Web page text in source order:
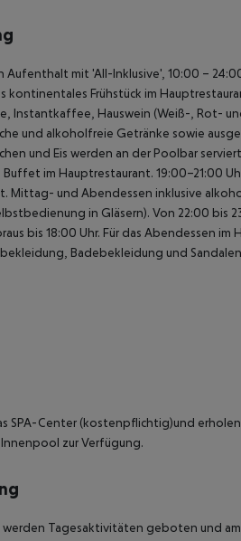
Aufenthalt mit 'All-Inklusive', 10:00 –
kontinentales Frühstück im
Instantkaffee, Hauswein (Weiß-, Rot-
und alkoholfreie Getränke sowie
und Eis werden an der Poolbar
Buffet im Hauptrestaurant. 19:00–21:00
Mittag- und Abendessen inklusive
in Gläsern). Von 22:00 bis
bis 18:00 Uhr. Für das Abendessen im
Badebekleidung und
SPA-Center (kostenpflichtig)und
zur Verfügung.
werden Tagesaktivitäten geboten und